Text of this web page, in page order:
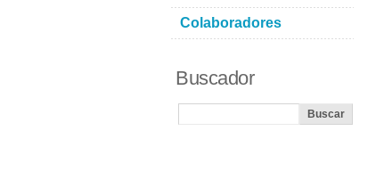
Colaboradores
Buscador